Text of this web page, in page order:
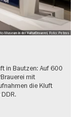
Museum in der KulturBrauerei, Foto: Petras
in Bautzen: Auf 600
mit
die Kluft